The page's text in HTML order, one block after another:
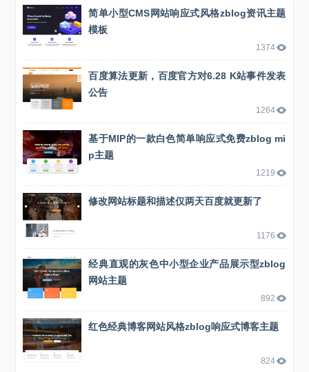
简单小型CMS网站响应式风格zblog资讯主题
模板
1374
百度算法更新，百度官方对6.28 K站事件发表
公告
1264
基于MIP的一款白色简单响应式免费zblog mi
p主题
1219
修改网站标题和描述仅两天百度就更新了
1176
经典直观的灰色中小型企业产品展示型zblog
网站主题
892
红色经典博客网站风格zblog响应式博客主题
824